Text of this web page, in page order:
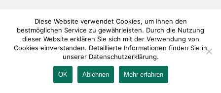
IMPRESSUM KONTAKT AGB DATENSCHUTZ
Diese Website verwendet Cookies, um Ihnen den
bestmöglichen Service zu gewährleisten. Durch die Nutzung
dieser Website erklären Sie sich mit der Verwendung von
Cookies einverstanden. Detaillierte Informationen finden Sie in
unserer Datenschutzerklärung.
OK Ablehnen Mehr erfahren